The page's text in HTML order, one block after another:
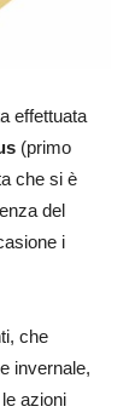
effettuata
(primo
che si è
del
i
che
invernale,
azioni